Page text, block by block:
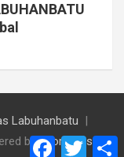
Labuhanbatu
by:WordPress
F
T